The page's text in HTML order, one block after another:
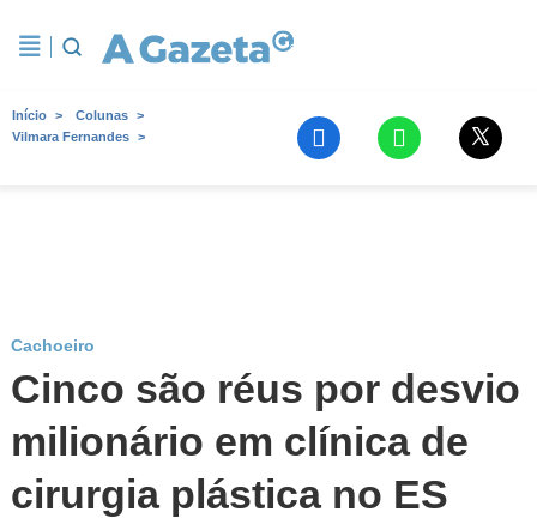
Início
Colunas
Vilmara Fernandes
Cachoeiro
Cinco são réus por desvio
milionário em clínica de
cirurgia plástica no ES